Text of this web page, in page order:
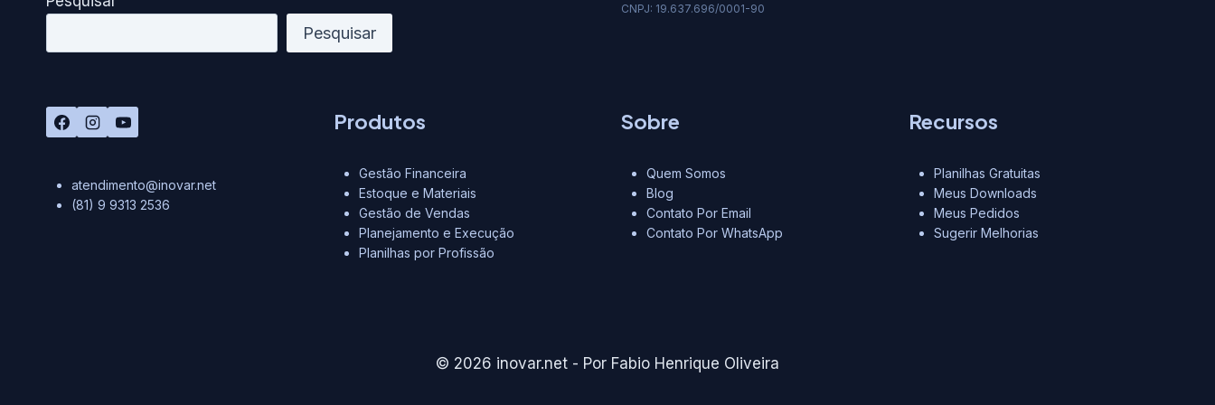
Pesquisar
CNPJ: 19.637.696/0001-90
atendimento@inovar.net
(81) 9 9313 2536
Produtos
Gestão Financeira
Estoque e Materiais
Gestão de Vendas
Planejamento e Execução
Planilhas por Profissão
Sobre
Quem Somos
Blog
Contato Por Email
Contato Por WhatsApp
Recursos
Planilhas Gratuitas
Meus Downloads
Meus Pedidos
Sugerir Melhorias
© 2026 inovar.net - Por Fabio Henrique Oliveira